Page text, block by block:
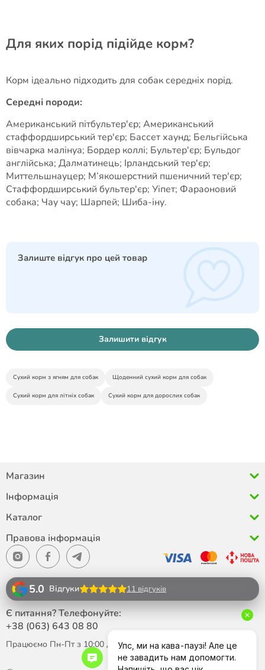
Для яких порід підійде корм?
Корм ідеально підходить для собак середніх порід.
Середні породи:
Американський пітбультер'єр; Американський
стаффордширський тер'єр; Бассет хаунд; Бельгійська
вівчарка малінуа; Бордер коллі; Бультер'єр; Бульдог
англійська; Далматинець; Ірландський тер'єр;
Миттельшнауцер; М’якошерстний пшеничний тер'єр;
Стаффордширський бультер'єр; Уіпет; Фараоновий
собака; Чау чау; Шарпей; Шиба-іну.
Залиште відгук про цей товар
Залишити відгук
Сухий корм з ягням для собак Щоденний сухий корм для собак
Сухий корм для літніх собак Сухий корм для дорослих собак
Магазин
Інформація
Каталог
Правова інформація
5.0 Відгуки 11 відгуків
Є питання? Телефонуйте:
+38 (063) 643 08 80
Працюємо Пн-Пт з 10:00 до 18:00